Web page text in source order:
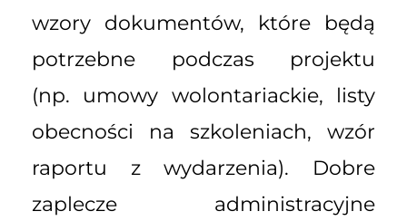
wzory dokumentów, które będą
potrzebne podczas projektu
(np. umowy wolontariackie, listy
obecności na szkoleniach, wzór
raportu z wydarzenia). Dobre
zaplecze administracyjne